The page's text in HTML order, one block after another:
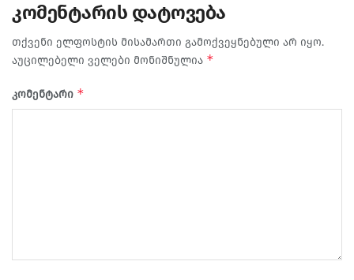
კომენტარის დატოვება
თქვენი ელფოსტის მისამართი გამოქვეყნებული არ იყო.
აუცილებელი ველები მონიშნულია *
კომენტარი *